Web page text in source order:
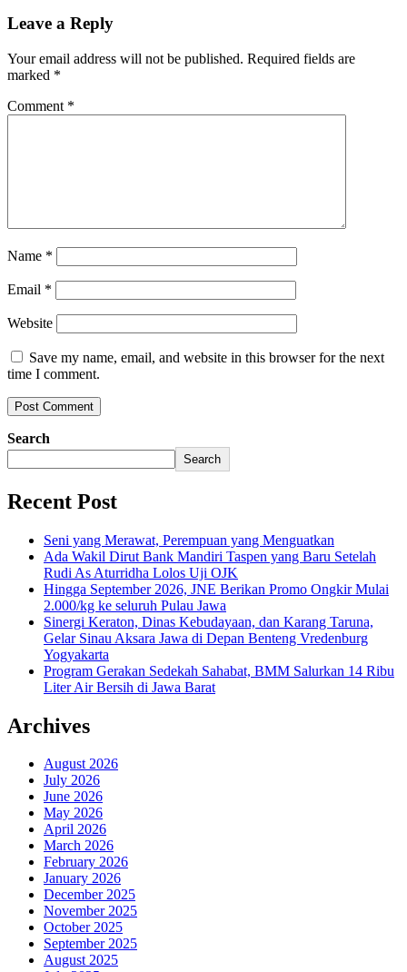
Leave a Reply
Your email address will not be published. Required fields are
marked *
Comment *
Name *
Email *
Website
Save my name, email, and website in this browser for the next
time I comment.
Search
Search
Recent Post
Seni yang Merawat, Perempuan yang Menguatkan
Ada Wakil Dirut Bank Mandiri Taspen yang Baru Setelah
Rudi As Aturridha Lolos Uji OJK
Hingga September 2026, JNE Berikan Promo Ongkir Mulai
2.000/kg ke seluruh Pulau Jawa
Sinergi Keraton, Dinas Kebudayaan, dan Karang Taruna,
Gelar Sinau Aksara Jawa di Depan Benteng Vredenburg
Yogyakarta
Program Gerakan Sedekah Sahabat, BMM Salurkan 14 Ribu
Liter Air Bersih di Jawa Barat
Archives
August 2026
July 2026
June 2026
May 2026
April 2026
March 2026
February 2026
January 2026
December 2025
November 2025
October 2025
September 2025
August 2025